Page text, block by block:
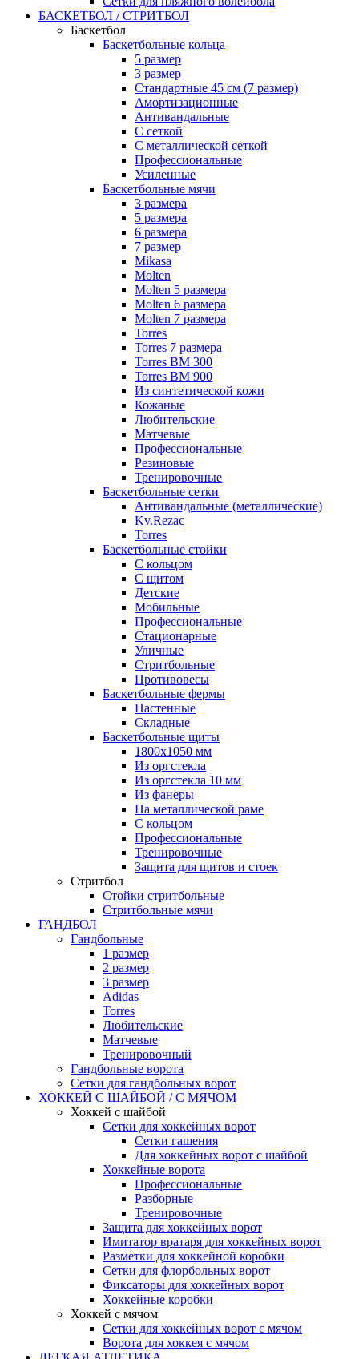
БАСКЕТБОЛ / СТРИТБОЛ
Баскетбол
Баскетбольные кольца
5 размер
3 размер
Стандартные 45 см (7 размер)
Амортизационные
Антивандальные
С сеткой
С металлической сеткой
Профессиональные
Усиленные
Баскетбольные мячи
3 размера
5 размера
6 размера
7 размер
Mikasa
Molten
Molten 5 размера
Molten 6 размера
Molten 7 размера
Torres
Torres 7 размера
Torres BM 300
Torres BM 900
Из синтетической кожи
Кожаные
Любительские
Матчевые
Профессиональные
Резиновые
Тренировочные
Баскетбольные сетки
Антивандальные (металлические)
Kv.Rezac
Torres
Баскетбольные стойки
С кольцом
С щитом
Детские
Мобильные
Профессиональные
Стационарные
Уличные
Стритбольные
Противовесы
Баскетбольные фермы
Настенные
Складные
Баскетбольные щиты
1800х1050 мм
Из оргстекла
Из оргстекла 10 мм
Из фанеры
На металлической раме
С кольцом
Профессиональные
Тренировочные
Защита для щитов и стоек
Стритбол
Стойки стритбольные
Стритбольные мячи
ГАНДБОЛ
Гандбольные
1 размер
2 размер
3 размер
Adidas
Torres
Любительские
Матчевые
Тренировочный
Гандбольные ворота
Сетки для гандбольных ворот
ХОККЕЙ С ШАЙБОЙ / С МЯЧОМ
Хоккей с шайбой
Сетки для хоккейных ворот
Сетки гашения
Для хоккейных ворот с шайбой
Хоккейные ворота
Профессиональные
Разборные
Тренировочные
Защита для хоккейных ворот
Имитатор вратаря для хоккейных ворот
Разметки для хоккейной коробки
Сетки для флорбольных ворот
Фиксаторы для хоккейных ворот
Хоккейные коробки
Хоккей с мячом
Сетки для хоккейных ворот с мячом
Ворота для хоккея с мячом